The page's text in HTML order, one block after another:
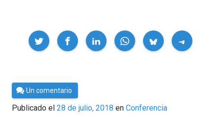
Compartir
Por
César
Tomé
Un comentario
Publicado el 28 de julio, 2018 en Conferencia